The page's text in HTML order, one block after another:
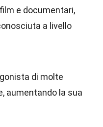
e documentari,
a livello
di molte
aumentando la sua